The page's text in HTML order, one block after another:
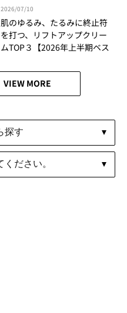
2026/07/10
肌のゆるみ、たるみに終止符
を打つ、リフトアップクリー
ムTOP３【2026年上半期ベス
VIEW MORE